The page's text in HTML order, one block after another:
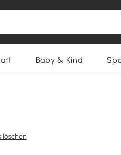
Baby & Kind
löschen